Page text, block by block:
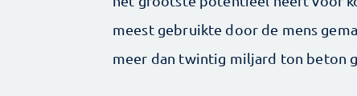
meest gebruikte door de mens
meer dan twintig miljard ton beton